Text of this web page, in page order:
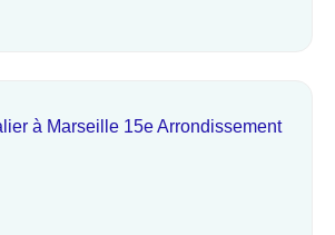
à Marseille 15e Arrondissement